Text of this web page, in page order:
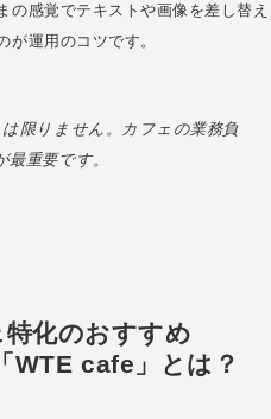
の感覚でテキストや画像を差し替え
が運用のコツです。
限りません。カフェの業務負
重要です。
化のおすすめ
cafe」とは？